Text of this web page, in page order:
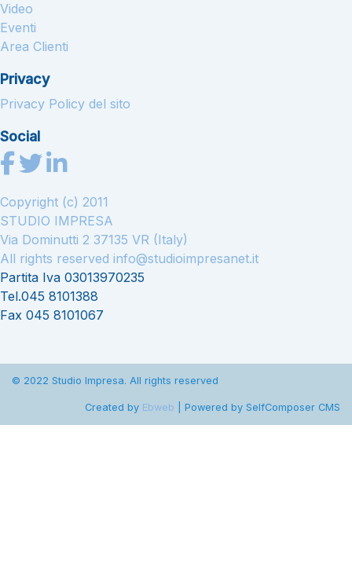
Video
Eventi
Area Clienti
Privacy
Privacy Policy del sito
Social
Copyright (c) 2011
STUDIO IMPRESA
Via Dominutti 2 37135 VR (Italy)
All rights reserved info@studioimpresanet.it
Partita Iva 03013970235
Tel.045 8101388
Fax 045 8101067
© 2022 Studio Impresa. All rights reserved
Created by Ebweb | Powered by SelfComposer CMS